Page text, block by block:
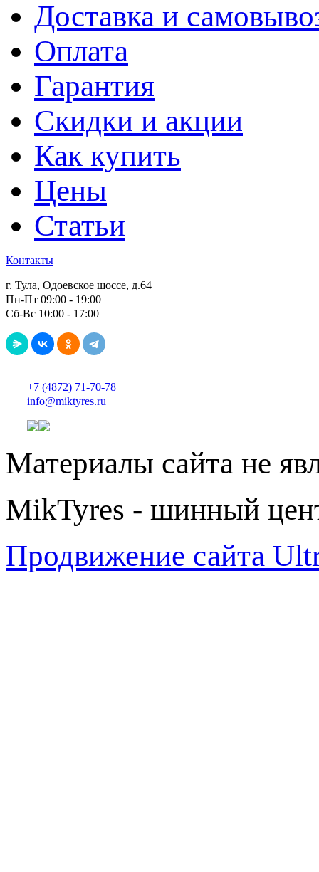
Доставка и
Оплата
Гарантия
Скидки и акции
Как купить
Цены
Статьи
Контакты
г. Тула, Одоевское шоссе, д.64
Пн-Пт 09:00 - 19:00
Сб-Вс 10:00 - 17:00
+7 (4872) 71-70-78
info@miktyres.ru
Материалы сайта не
MikTyres - шинный
Продвижение сайта